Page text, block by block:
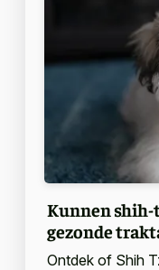
Kunnen shih-
gezonde
Ontdek of Shih